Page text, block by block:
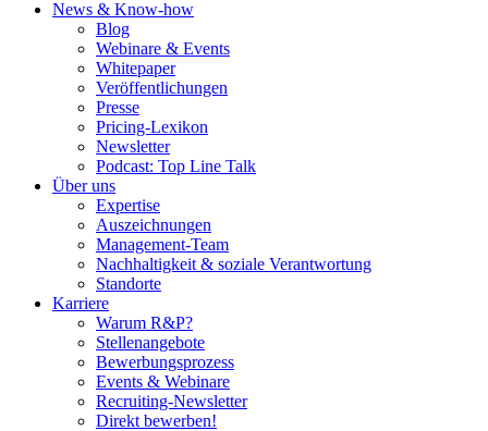
News & Know-how
Blog
Webinare & Events
Whitepaper
Veröffentlichungen
Presse
Pricing-Lexikon
Newsletter
Podcast: Top Line Talk
Über uns
Expertise
Auszeichnungen
Management-Team
Nachhaltigkeit & soziale Verantwortung
Standorte
Karriere
Warum R&P?
Stellenangebote
Bewerbungsprozess
Events & Webinare
Recruiting-Newsletter
Direkt bewerben!